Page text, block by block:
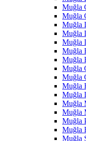
Muğla
Muğla
Muğla
Muğla
Muğla
Muğla
Muğla
Muğla
Muğla
Muğla
Muğla
Muğla
Muğla
Muğla
Muğla
Muğla